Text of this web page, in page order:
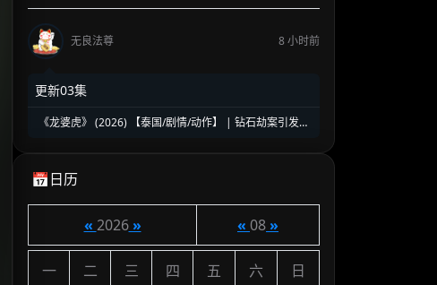
无良法尊 8 小时前
更新03集
《龙婆虎》 (2026) 【泰国/剧情/动作】 | 钻石劫案引发的
📅日历
« 2026» « 08»
一 二 三 四 五 六 日